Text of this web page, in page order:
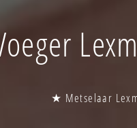
★ Metselaar